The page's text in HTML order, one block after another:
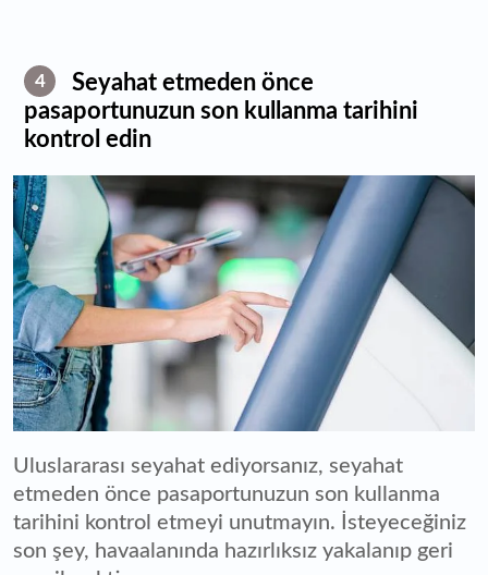
4
Seyahat etmeden önce
pasaportunuzun son kullanma tarihini
kontrol edin
Uluslararası seyahat ediyorsanız, seyahat
etmeden önce pasaportunuzun son kullanma
tarihini kontrol etmeyi unutmayın. İsteyeceğiniz
son şey, havaalanında hazırlıksız yakalanıp geri